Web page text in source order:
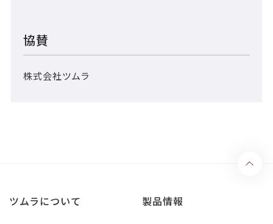
協賛
株式会社ツムラ
ツムラについて 製品情報